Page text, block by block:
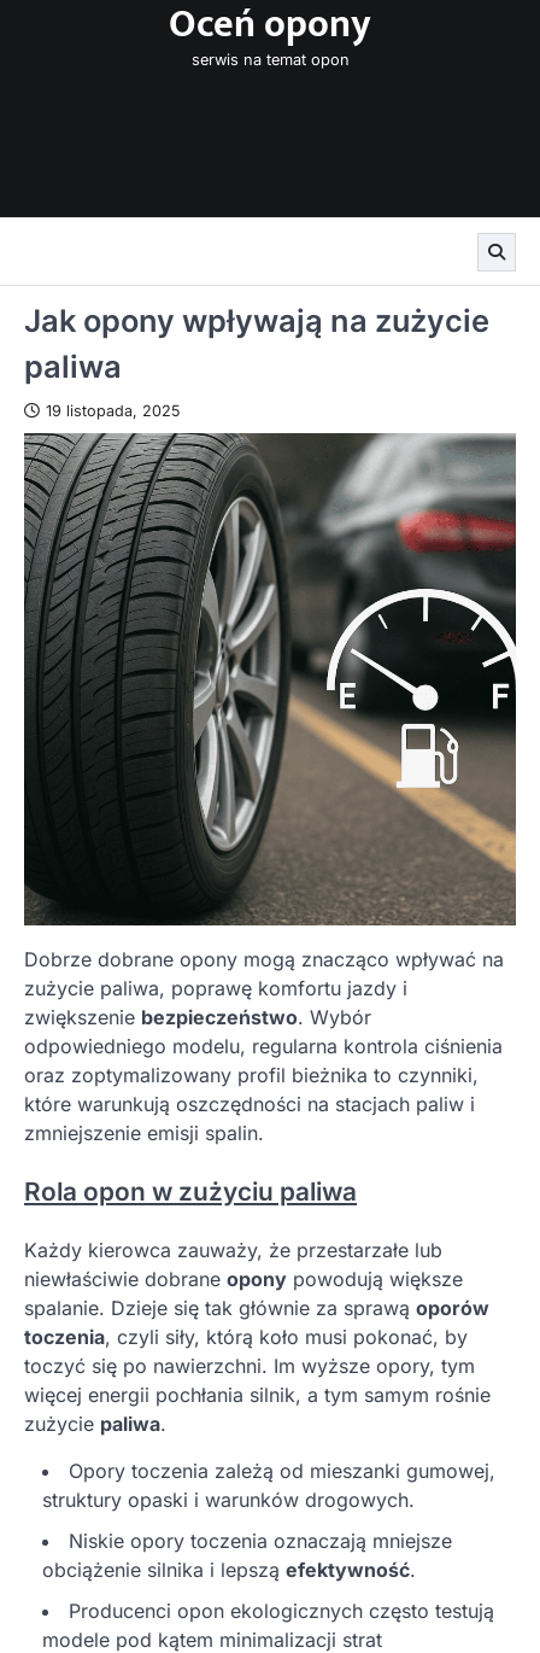
Oceń opony
serwis na temat opon
Jak opony wpływają na zużycie
paliwa
19 listopada, 2025
Dobrze dobrane opony mogą znacząco wpływać na
zużycie paliwa, poprawę komfortu jazdy i
zwiększenie bezpieczeństwo. Wybór
odpowiedniego modelu, regularna kontrola ciśnienia
oraz zoptymalizowany profil bieżnika to czynniki,
które warunkują oszczędności na stacjach paliw i
zmniejszenie emisji spalin.
Rola opon w zużyciu paliwa
Każdy kierowca zauważy, że przestarzałe lub
niewłaściwie dobrane opony powodują większe
spalanie. Dzieje się tak głównie za sprawą oporów
toczenia, czyli siły, którą koło musi pokonać, by
toczyć się po nawierzchni. Im wyższe opory, tym
więcej energii pochłania silnik, a tym samym rośnie
zużycie paliwa.
Opory toczenia zależą od mieszanki gumowej,
struktury opaski i warunków drogowych.
Niskie opory toczenia oznaczają mniejsze
obciążenie silnika i lepszą efektywność.
Producenci opon ekologicznych często testują
modele pod kątem minimalizacji strat